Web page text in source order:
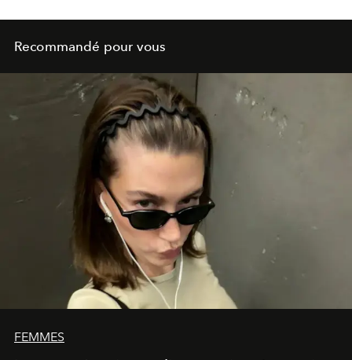
Recommandé pour vous
FEMMES